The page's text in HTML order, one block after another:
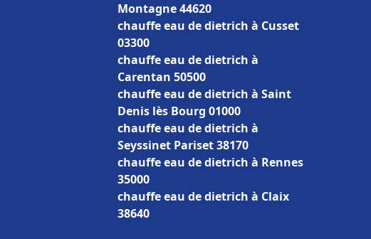
Montagne 44620
chauffe eau de dietrich à Cusset
03300
chauffe eau de dietrich à
Carentan 50500
chauffe eau de dietrich à Saint
Denis lès Bourg 01000
chauffe eau de dietrich à
Seyssinet Pariset 38170
chauffe eau de dietrich à Rennes
35000
chauffe eau de dietrich à Claix
38640